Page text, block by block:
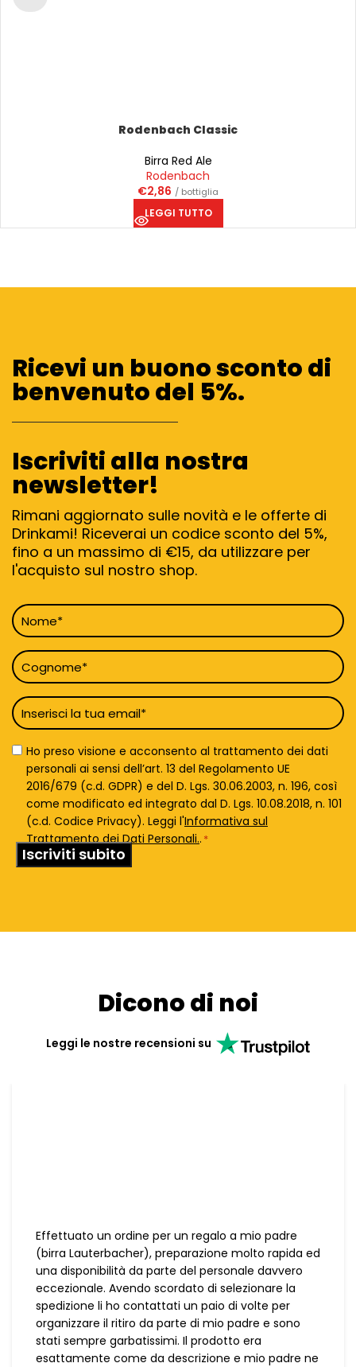
Rodenbach Classic
Birra Red Ale
Rodenbach
€2,86 / bottiglia
LEGGI TUTTO
Ricevi un buono sconto di
benvenuto del 5%.
Iscriviti alla nostra
newsletter!
Rimani aggiornato sulle novità e le offerte di
Drinkami! Riceverai un codice sconto del 5%,
fino a un massimo di €15, da utilizzare per
l'acquisto sul nostro shop.
Nome
*
Cognome
*
Email
*
Privacy
Policy
Ho preso visione e acconsento al trattamento dei dati
personali ai sensi dell’art. 13 del Regolamento UE
2016/679 (c.d. GDPR) e del D. Lgs. 30.06.2003, n. 196, così
come modificato ed integrato dal D. Lgs. 10.08.2018, n. 101
(c.d. Codice Privacy). Leggi l'Informativa sul
Trattamento dei Dati Personali.. *
Dicono di noi
Leggi le nostre recensioni su
Effettuato un ordine per un regalo a mio padre
(birra Lauterbacher), preparazione molto rapida ed
una disponibilità da parte del personale davvero
eccezionale. Avendo scordato di selezionare la
spedizione li ho contattati un paio di volte per
organizzare il ritiro da parte di mio padre e sono
stati sempre garbatissimi. Il prodotto era
esattamente come da descrizione e mio padre ne